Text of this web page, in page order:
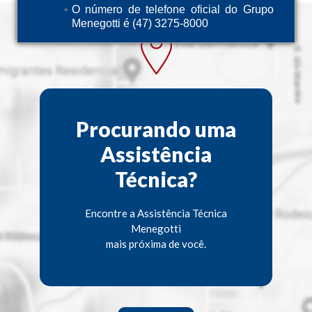
O número de telefone oficial do Grupo
Menegotti é (47) 3275-8000
Procurando uma
Assistência
Técnica?
Encontre a Assistência Técnica
Menegotti
mais próxima de você.